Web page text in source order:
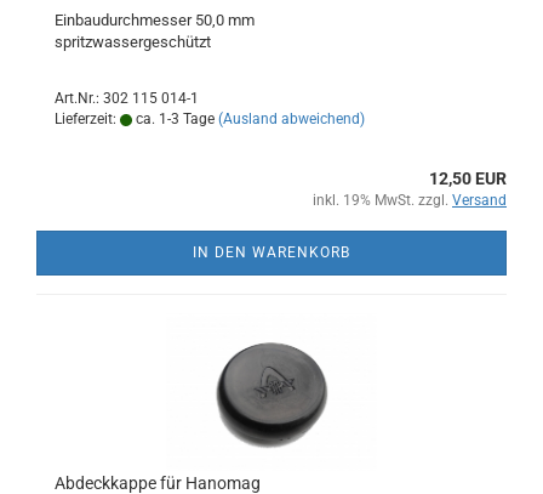
Einbaudurchmesser 50,0 mm
spritzwassergeschützt
Art.Nr.: 302 115 014-1
Lieferzeit:
ca. 1-3 Tage (Ausland abweichend)
12,50 EUR
inkl. 19% MwSt. zzgl. Versand
IN DEN WARENKORB
Abdeckkappe für Hanomag